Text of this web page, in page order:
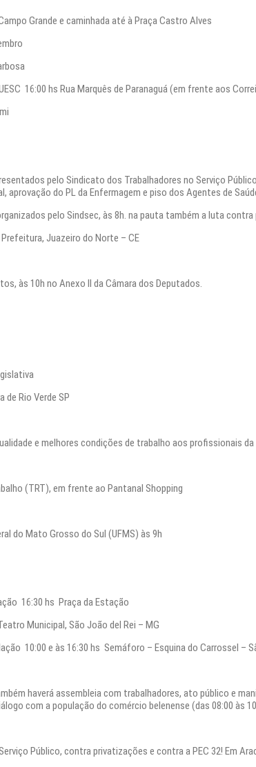
Grande e caminhada até à Praça Castro Alves
16:00 hs Rua Marquês de Paranaguá (em frente aos
pelo Sindicato dos Trabalhadores no Serviço
do PL da Enfermagem e piso dos Agentes de
pelo Sindsec, às 8h. na pauta também a luta
Juazeiro do Norte – CE
às 10h no Anexo II da Câmara dos Deputados.
de Rio Verde SP
e melhores condições de trabalho aos profissionais
(TRT), em frente ao Pantanal Shopping
do Mato Grosso do Sul (UFMS) às 9h
16:30 hs Praça da Estação
Municipal, São João del Rei – MG
10:00 e às 16:30 hs Semáforo – Esquina do Carrossel –
haverá assembleia com trabalhadores, ato público e
com a população do comércio belenense (das 08:00 às
Público, contra privatizações e contra a PEC 32! Em